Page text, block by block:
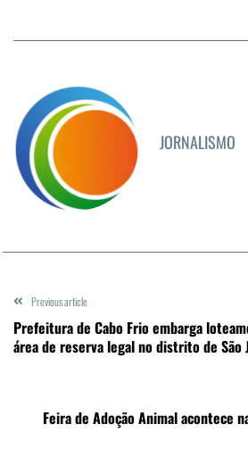
JORNALISMO
Previous article
Prefeitura de Cabo Frio embarga
área de reserva legal no distrito de São
Feira de Adoção Animal acontece